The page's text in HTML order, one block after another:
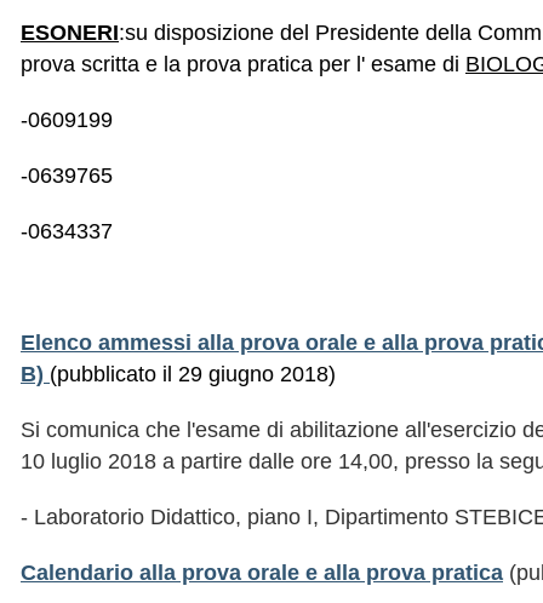
ESONERI:su disposizione del Presidente della
prova scritta e la prova pratica per l' esame di
-0609199
-0639765
-0634337
Elenco ammessi alla prova orale e alla prova
B) (pubblicato il 29 giugno 2018)
Si comunica che l'esame di abilitazione all'esercizio
10 luglio 2018 a partire dalle ore 14,00, presso la
- Laboratorio Didattico, piano I, Dipartimento
Calendario alla prova orale e alla prova pratica